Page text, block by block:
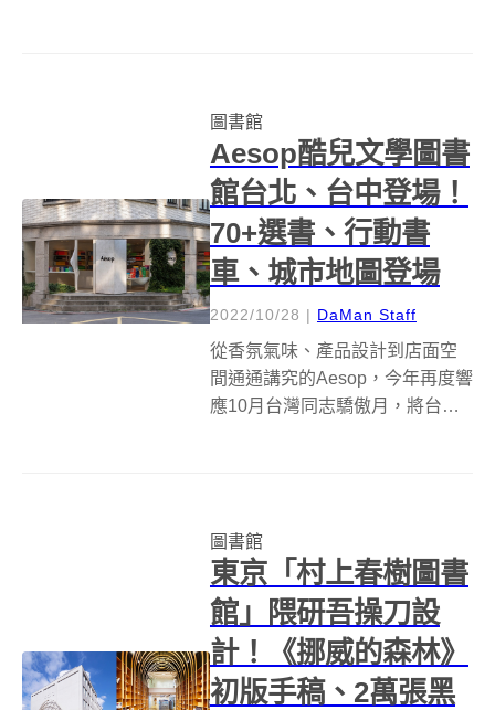
圖書館
Aesop酷兒文學圖書
館台北、台中登場！
70+選書、行動書
車、城市地圖登場
2022/10/28 | DaMan Staff
從香氛氣味、產品設計到店面空
間通通講究的Aesop，今年再度響
應10月台灣同志驕傲月，將台北
志酷兒相關主題文學作品；...
圖書館
東京「村上春樹圖書
館」隈研吾操刀設
計！《挪威的森林》
初版手稿、2萬張黑